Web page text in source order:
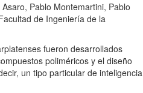
Pablo Montemartini, Pablo
de Ingeniería de la
fueron desarrollados
poliméricos y el diseño
un tipo particular de inteligencia